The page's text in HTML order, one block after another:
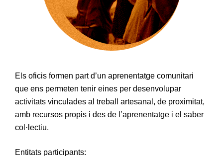
Els oficis formen part d’un aprenentatge comunitari
que ens permeten tenir eines per desenvolupar
activitats vinculades al treball artesanal, de proximitat,
amb recursos propis i des de l’aprenentatge i el saber
col·lectiu.
Entitats participants: